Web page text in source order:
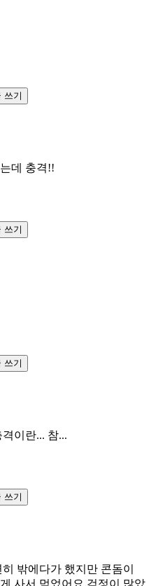
쓰기
데 충격!!
쓰기
쓰기
이란... 참...
쓰기
밖에다가 했지만 콘돔이
사서 먹었어요 걱정이 많았